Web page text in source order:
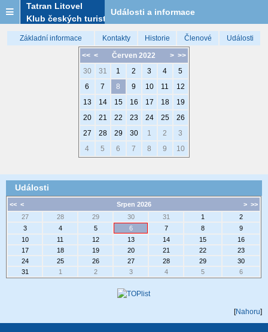
Tatran Litovel
Klub českých turistů
Události a informace
Základní informace Kontakty Historie Členové Události
<< < > >>
Červen 2022
30
31 1 2 3 4
5
6
7 8 9 10 11
12
13
14 15 16 17 18
19
20
21 22 23 24 25
26
27
28 29 30 1 2
3
4
5 6 7 8 9 10
Události
<< < > >>
Srpen 2026
27
28 29 30 31 1
2
3
4 5 6 7 8
9
10
11 12 13 14 15
16
17
18 19 20 21 22
23
24
25 26 27 28 29
30
31
1 2 3 4 5 6
[Nahoru]